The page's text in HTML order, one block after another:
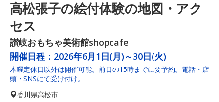
高松張子の絵付体験の地図・アク
セス
讃岐おもちゃ美術館shopcafe
開催日程： 2026年6月1日(月)～30日(火)
木曜定休日以外は開催可能。前日の15時までに要予約。電話・店
頭・SNSにて受け付け。
香川県高松市